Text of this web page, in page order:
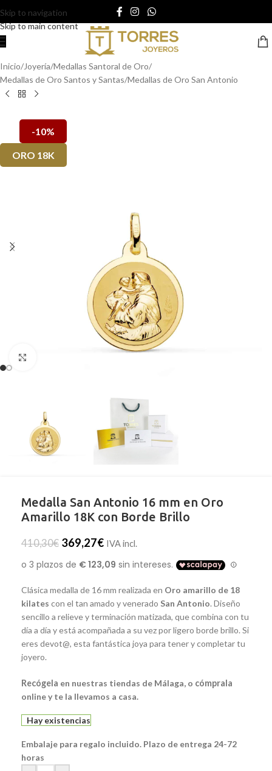
Skip to navigation
Skip to main content
Inicio/Joyería/Medallas Santoral de Oro/
Medallas de Oro Santos y Santas/Medallas de Oro San Antonio
-10%
ORO 18K
Medalla San Antonio 16 mm en Oro
Amarillo 18K con Borde Brillo
410,30€ 369,27€ IVA incl.
Clásica medalla de 16 mm realizada en Oro amarillo de 18
kilates con el tan amado y venerado San Antonio. Diseño
sencillo a relieve y terminación matizada, que combina con tu
día a día y está acompañada a su vez por ligero borde brillo. Si
eres devot@, esta fantástica joya para tener y completar tu
joyero.
Recógela en nuestras tiendas de Málaga, o cómprala
online y te la llevamos a casa.
Hay existencias
Embalaje para regalo incluido. Plazo de entrega 24-72
horas